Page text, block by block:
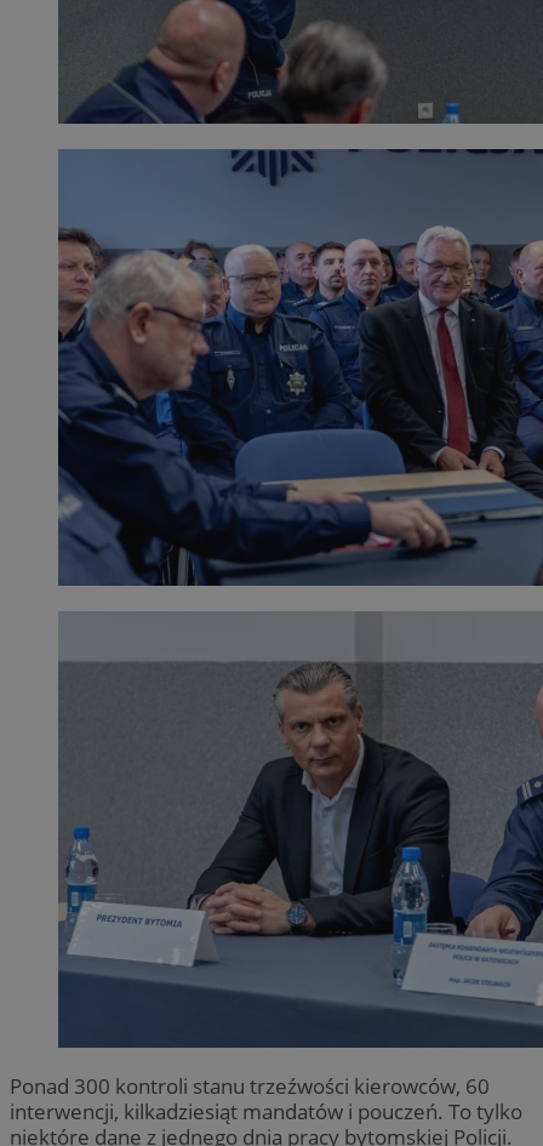
Ponad 300 kontroli stanu trzeźwości kierowców, 60
interwencji, kilkadziesiąt mandatów i pouczeń. To tylko
niektóre dane z jednego dnia pracy bytomskiej Policji.